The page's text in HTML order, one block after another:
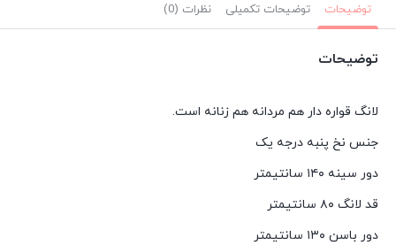
توضیحات توضیحات تکمیلی نظرات (0)
توضیحات
لانگ قواره دار هم مردانه هم زنانه است.
جنس نخ پنبه درجه یک
دور سینه ۱۴۰ سانتیمتر
قد لانگ ۸۰ سانتیمتر
دور باسن ۱۳۰ سانتیمتر